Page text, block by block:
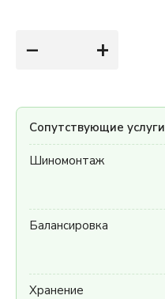
− +
Сопутствующие услуги
Шиномонтаж
Балансировка
Хранение